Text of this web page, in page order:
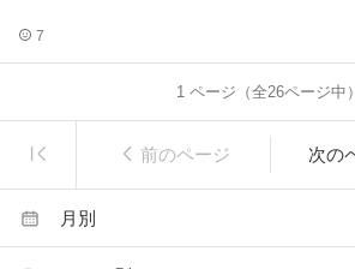
7
1ページ（全26ページ中）
前のページ 次の
月別